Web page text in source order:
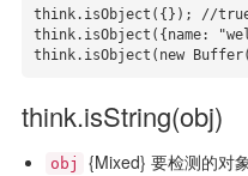
think.isObject({}); //
think.isObject({name:
think.isObject(new
think.isString(obj)
obj {Mixed} 要检测的对